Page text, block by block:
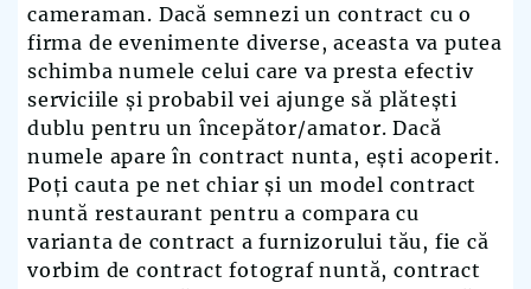
cameraman. Dacă semnezi un contract cu o
firma de evenimente diverse, aceasta va putea
schimba numele celui care va presta efectiv
serviciile și probabil vei ajunge să plătești
dublu pentru un începător/amator. Dacă
numele apare în contract nunta, ești acoperit.
Poți cauta pe net chiar și un model contract
nuntă restaurant pentru a compara cu
varianta de contract a furnizorului tău, fie că
vorbim de contract fotograf nuntă, contract